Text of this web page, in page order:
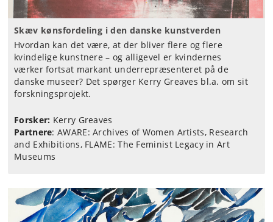
Skæv kønsfordeling i den danske kunstverden
Hvordan kan det være, at der bliver flere og flere
kvindelige kunstnere – og alligevel er kvindernes
værker fortsat markant underrepræsenteret på de
danske museer? Det spørger Kerry Greaves bl.a. om sit
forskningsprojekt.
Forsker: Kerry Greaves
Partnere:AWARE: Archives of Women Artists, Research
and Exhibitions, FLAME: The Feminist Legacy in Art
Museums